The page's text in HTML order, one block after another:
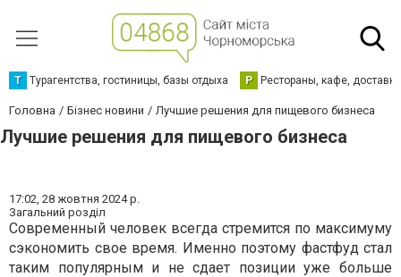
Т Турагентства, гостиницы, базы отдыха Р Рестораны, кафе,
Головна Бізнес новини Лучшие решения для пищевого бизнеса
Лучшие решения для пищевого бизнеса
17:02, 28 жовтня 2024 р.
Загальний розділ
Современный человек всегда стремится по максимуму
сэкономить свое время. Именно поэтому фастфуд стал
таким популярным и не сдает позиции уже больше